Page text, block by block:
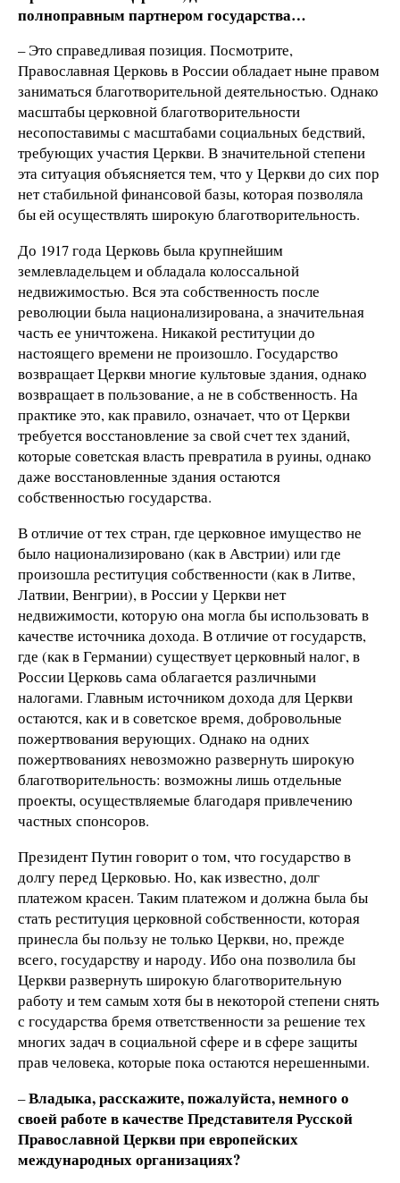
полноправным партнером государства…
– Это справедливая позиция. Посмотрите,
Православная Церковь в России обладает ныне правом
заниматься благотворительной деятельностью. Однако
масштабы церковной благотворительности
несопоставимы с масштабами социальных бедствий,
требующих участия Церкви. В значительной степени
эта ситуация объясняется тем, что у Церкви до сих пор
нет стабильной финансовой базы, которая позволяла
бы ей осуществлять широкую благотворительность.
До 1917 года Церковь была крупнейшим
землевладельцем и обладала колоссальной
недвижимостью. Вся эта собственность после
революции была национализирована, а значительная
часть ее уничтожена. Никакой реституции до
настоящего времени не произошло. Государство
возвращает Церкви многие культовые здания, однако
возвращает в пользование, а не в собственность. На
практике это, как правило, означает, что от Церкви
требуется восстановление за свой счет тех зданий,
которые советская власть превратила в руины, однако
даже восстановленные здания остаются
собственностью государства.
В отличие от тех стран, где церковное имущество не
было национализировано (как в Австрии) или где
произошла реституция собственности (как в Литве,
Латвии, Венгрии), в России у Церкви нет
недвижимости, которую она могла бы использовать в
качестве источника дохода. В отличие от государств,
где (как в Германии) существует церковный налог, в
России Церковь сама облагается различными
налогами. Главным источником дохода для Церкви
остаются, как и в советское время, добровольные
пожертвования верующих. Однако на одних
пожертвованиях невозможно развернуть широкую
благотворительность: возможны лишь отдельные
проекты, осуществляемые благодаря привлечению
частных спонсоров.
Президент Путин говорит о том, что государство в
долгу перед Церковью. Но, как известно, долг
платежом красен. Таким платежом и должна была бы
стать реституция церковной собственности, которая
принесла бы пользу не только Церкви, но, прежде
всего, государству и народу. Ибо она позволила бы
Церкви развернуть широкую благотворительную
работу и тем самым хотя бы в некоторой степени снять
с государства бремя ответственности за решение тех
многих задач в социальной сфере и в сфере защиты
прав человека, которые пока остаются нерешенными.
–Владыка, расскажите, пожалуйста, немного о
своей работе в качестве Представителя Русской
Православной Церкви при европейских
международных организациях?